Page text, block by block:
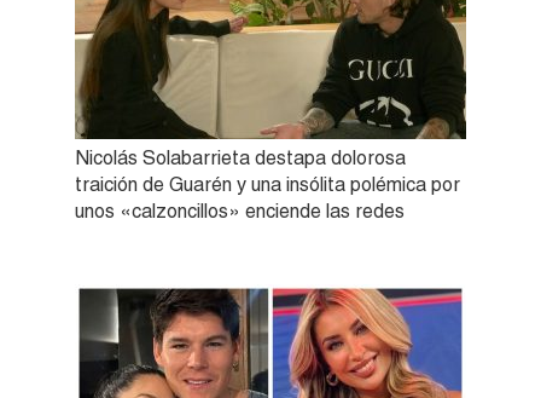
Nicolás Solabarrieta destapa dolorosa
traición de Guarén y una insólita polémica por
unos «calzoncillos» enciende las redes